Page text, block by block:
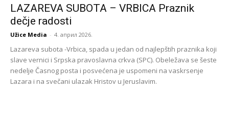
LAZAREVA SUBOTA – VRBICA Praznik
dečje radosti
Užice Media - 4. април 2026.
Lazareva subota -Vrbica, spada u jedan od najlepštih praznika koji
slave vernici i Srpska pravoslavna crkva (SPC). Obeležava se šeste
nedelje Časnog posta i posvećena je uspomeni na vaskrsenje
Lazara i na svečani ulazak Hristov u Jeruslavim.